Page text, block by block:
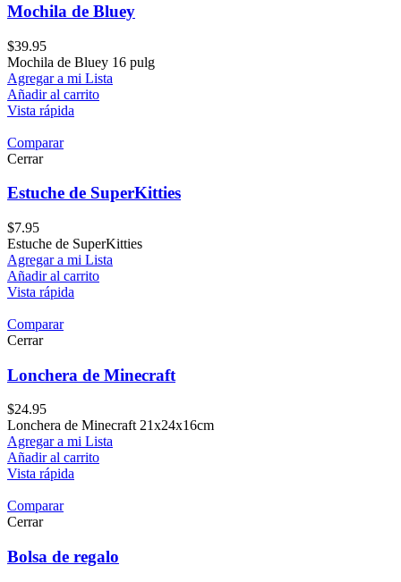
Mochila de Bluey
$39.95
Mochila de Bluey 16 pulg
Agregar a mi Lista
Añadir al carrito
Vista rápida
Comparar
Cerrar
Estuche de SuperKitties
$7.95
Estuche de SuperKitties
Agregar a mi Lista
Añadir al carrito
Vista rápida
Comparar
Cerrar
Lonchera de Minecraft
$24.95
Lonchera de Minecraft 21x24x16cm
Agregar a mi Lista
Añadir al carrito
Vista rápida
Comparar
Cerrar
Bolsa de regalo